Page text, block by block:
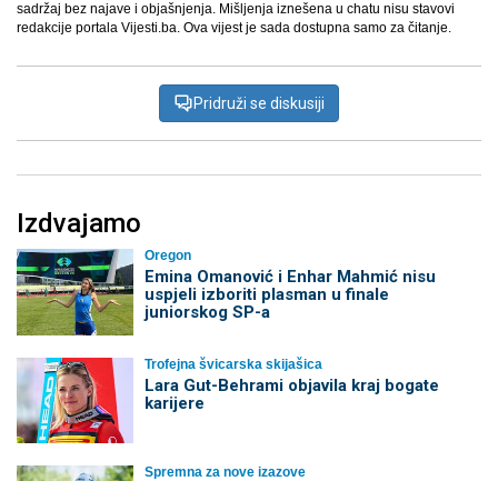
sadržaj bez najave i objašnjenja. Mišljenja iznešena u chatu nisu stavovi
redakcije portala Vijesti.ba. Ova vijest je sada dostupna samo za čitanje.
Pridruži se diskusiji
Izdvajamo
Oregon
Emina Omanović i Enhar Mahmić nisu
uspjeli izboriti plasman u finale
juniorskog SP-a
Trofejna švicarska skijašica
Lara Gut-Behrami objavila kraj bogate
karijere
Spremna za nove izazove